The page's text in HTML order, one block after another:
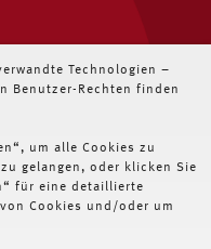
Technologien –
Benutzer-Rechten finden
um alle Cookies zu
gelangen, oder klicken Sie
für eine detaillierte
Cookies und/oder um